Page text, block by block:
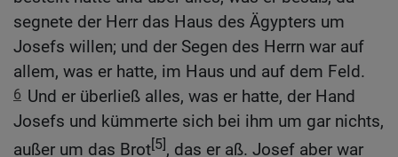
segnete der Herr das Haus des Ägypters um
Josefs willen; und der Segen des Herrn war auf
allem, was er hatte, im Haus und auf dem Feld.
6 Und er überließ alles, was er hatte, der Hand
Josefs und kümmerte sich bei ihm um gar nichts,
außer um das Brot[5], das er aß. Josef aber war